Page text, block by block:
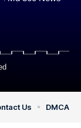
Us DMCA